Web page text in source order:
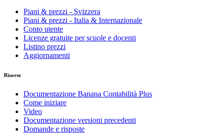
Piani & prezzi - Svizzera
Piani & prezzi - Italia & Internazionale
Conto utente
Licenze gratuite per scuole e docenti
Listino prezzi
Aggiornamenti
Risorse
Documentazione Banana Contabilità Plus
Come iniziare
Video
Documentazione versioni precedenti
Domande e risposte